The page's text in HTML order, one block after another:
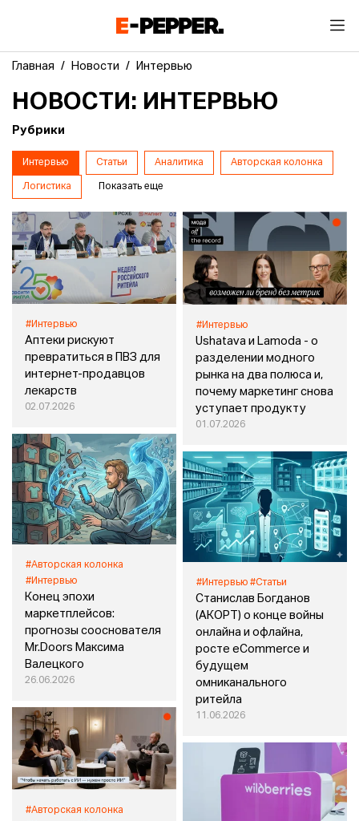
Главная Новости Интервью
НОВОСТИ: ИНТЕРВЬЮ
Рубрики
Интервью Статьи Аналитика Авторская колонка
Логистика Показать еще
#Интервью
Аптеки рискуют
превратиться в ПВЗ для
интернет-продавцов
лекарств
02.07.2026
#Интервью
Ushatava и Lamoda - о
разделении модного
рынка на два полюса и,
почему маркетинг снова
уступает продукту
01.07.2026
#Авторская колонка
#Интервью
Конец эпохи
маркетплейсов:
прогнозы сооснователя
Mr.Doors Максима
Валецкого
26.06.2026
#Интервью #Статьи
Станислав Богданов
(АКОРТ) о конце войны
онлайна и офлайна,
росте eСommerce и
будущем
омниканального
ритейла
11.06.2026
#Авторская колонка